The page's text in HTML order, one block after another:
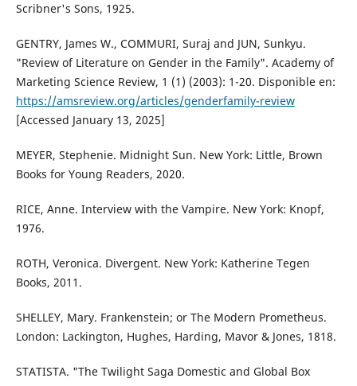
Scribner's Sons, 1925.
GENTRY, James W., COMMURI, Suraj and JUN, Sunkyu.
"Review of Literature on Gender in the Family". Academy of
Marketing Science Review, 1 (1) (2003): 1-20. Disponible en:
https://amsreview.org/articles/genderfamily-review
[Accessed January 13, 2025]
MEYER, Stephenie. Midnight Sun. New York: Little, Brown
Books for Young Readers, 2020.
RICE, Anne. Interview with the Vampire. New York: Knopf,
1976.
ROTH, Veronica. Divergent. New York: Katherine Tegen
Books, 2011.
SHELLEY, Mary. Frankenstein; or The Modern Prometheus.
London: Lackington, Hughes, Harding, Mavor & Jones, 1818.
STATISTA. "The Twilight Saga Domestic and Global Box